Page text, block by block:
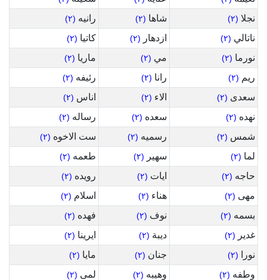
نجلا (٢) شاها (٢) رانيه (٢)
ناتالي (٢) ازدهار (٢) كاتيا (٢)
نورما (٢) مي (٢) ماريا (٢)
ريم (٢) رانا (٢) رئيفه (٢)
سعدى (٢) الاء (٢) اناس (٢)
نهده (٢) سعده (٢) رساله (٢)
شمس (٢) رسميه (٢) ست الاخوه (٢)
لما (٢) سهير (٢) طعمه (٢)
حاجه (٢) ايات (٢) رويده (٢)
مهى (٢) هناء (٢) اسلام (٢)
بسمه (٢) نوف (٢) فهده (٢)
غدير (٢) ديبة (٢) ايرينا (٢)
نورا (٢) جنان (٢) مايا (٢)
وطفه (٢) وهيبه (٢) لمى (٢)